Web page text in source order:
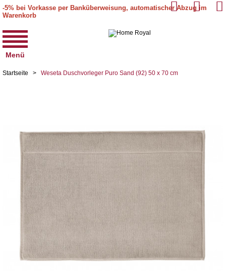
-5% bei Vorkasse per Banküberweisung, automatischer Abzug im
Warenkorb
Menü
Startseite > Weseta Duschvorleger Puro Sand (92) 50 x 70 cm